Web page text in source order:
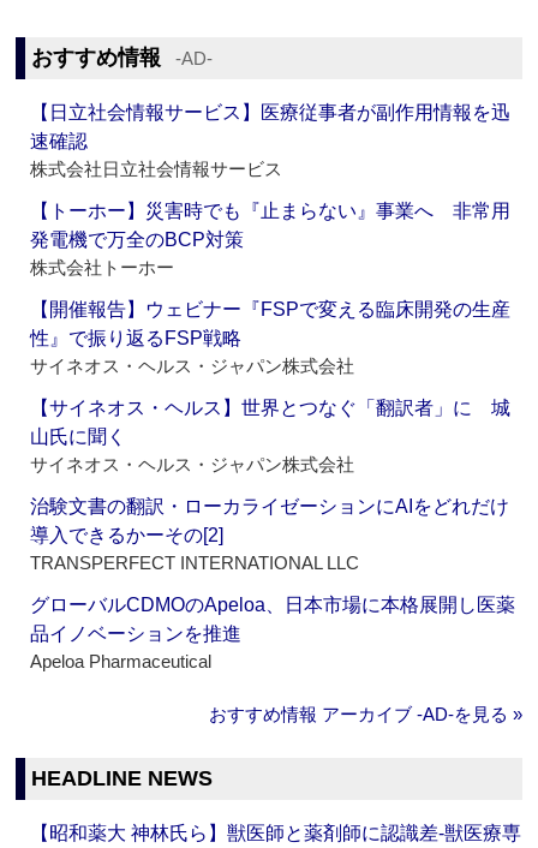
おすすめ情報 ‐AD‐
【日立社会情報サービス】医療従事者が副作用情報を迅
速確認
株式会社日立社会情報サービス
【トーホー】災害時でも『止まらない』事業へ 非常用
発電機で万全のBCP対策
株式会社トーホー
【開催報告】ウェビナー『FSPで変える臨床開発の生産
性』で振り返るFSP戦略
サイネオス・ヘルス・ジャパン株式会社
【サイネオス・ヘルス】世界とつなぐ「翻訳者」に 城
山氏に聞く
サイネオス・ヘルス・ジャパン株式会社
治験文書の翻訳・ローカライゼーションにAIをどれだけ
導入できるかーその[2]
TRANSPERFECT INTERNATIONAL LLC
グローバルCDMOのApeloa、日本市場に本格展開し医薬
品イノベーションを推進
Apeloa Pharmaceutical
おすすめ情報 アーカイブ ‐AD‐を見る »
HEADLINE NEWS
【昭和薬大 神林氏ら】獣医師と薬剤師に認識差‐獣医療専